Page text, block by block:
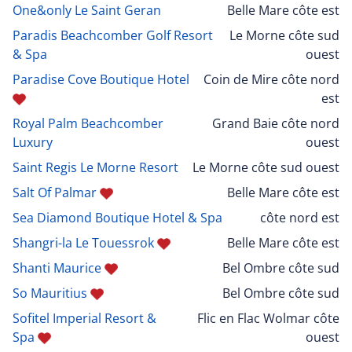
One&only Le Saint Geran
Belle Mare côte est
Paradis Beachcomber Golf Resort
& Spa
Le Morne côte sud
ouest
Paradise Cove Boutique Hotel
Coin de Mire côte nord
est
Royal Palm Beachcomber
Luxury
Grand Baie côte nord
ouest
Saint Regis Le Morne Resort
Le Morne côte sud ouest
Salt Of Palmar
Belle Mare côte est
Sea Diamond Boutique Hotel & Spa
côte nord est
Shangri-la Le Touessrok
Belle Mare côte est
Shanti Maurice
Bel Ombre côte sud
So Mauritius
Bel Ombre côte sud
Sofitel Imperial Resort &
Spa
Flic en Flac Wolmar côte
ouest